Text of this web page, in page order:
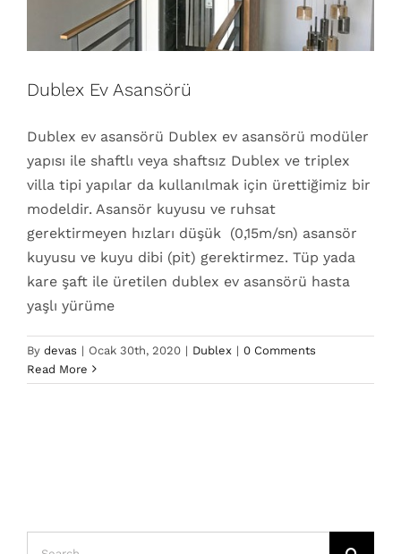
Dublex Ev Asansörü
Dublex ev asansörü Dublex ev asansörü modüler
yapısı ile shaftlı veya shaftsız Dublex ve triplex
villa tipi yapılar da kullanılmak için ürettiğimiz bir
modeldir. Asansör kuyusu ve ruhsat
gerektirmeyen hızları düşük (0,15m/sn) asansör
kuyusu ve kuyu dibi (pit) gerektirmez. Tüp yada
kare şaft ile üretilen dublex ev asansörü hasta
yaşlı yürüme
By devas | Ocak 30th, 2020 | Dublex | 0 Comments
Read More